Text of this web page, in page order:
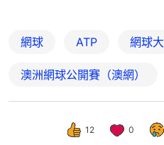
網球 ATP 網球
澳洲網球公開賽（澳網）
12 0